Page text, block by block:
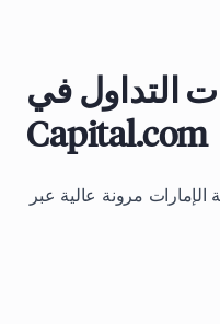
التداول في
Capital.com
الإمارات مرونة عالية عبر